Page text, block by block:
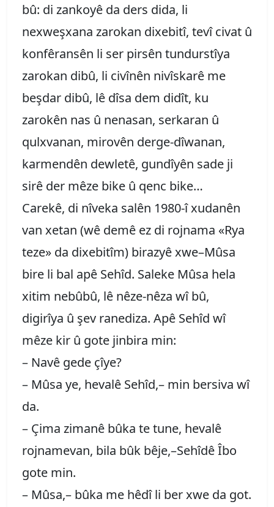
bû: di zankoyê da ders dida, li
nexweşxana zarokan dixebitî, tevî civat û
konfêransên li ser pirsên tundurstîya
zarokan dibû, li civînên nivîskarê me
beşdar dibû, lê dîsa dem didît, ku
zarokên nas û nenasan, serkaran û
qulxvanan, mirovên derge-dîwanan,
karmendên dewletê, gundîyên sade ji
sirê der mêze bike û qenc bike…
Carekê, di nîveka salên 1980-î xudanên
van xetan (wê demê ez di rojnama «Rya
teze» da dixebitîm) birazyê xwe–Mûsa
bire li bal apê Sehîd. Saleke Mûsa hela
xitim nebûbû, lê nêze-nêza wî bû,
digirîya û şev ranediza. Apê Sehîd wî
mêze kir û gote jinbira min:
– Navê gede çîye?
– Mûsa ye, hevalê Sehîd,– min bersiva wî
da.
– Çima zimanê bûka te tune, hevalê
rojnamevan, bila bûk bêje,–Sehîdê Îbo
gote min.
– Mûsa,– bûka me hêdî li ber xwe da got.